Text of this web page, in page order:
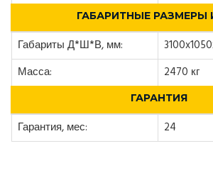
ГАБАРИТНЫЕ РАЗМЕРЫ
Габариты Д*Ш*В, мм:
Масса:
2470 кг
ГАРАНТИЯ
Гарантия, мес: 24